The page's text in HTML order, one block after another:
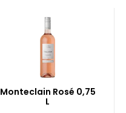
Monteclain Rosé 0,75
L